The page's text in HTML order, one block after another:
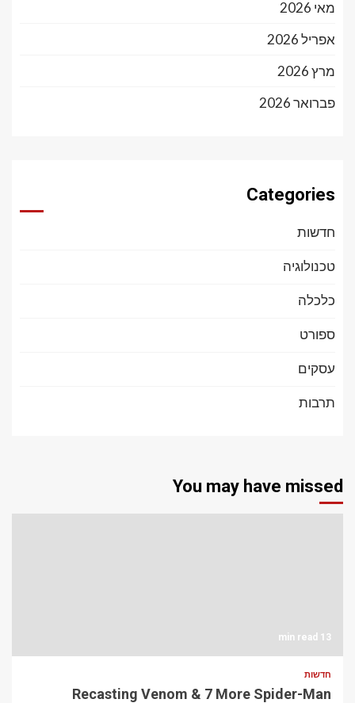
מאי 2026
אפריל 2026
מרץ 2026
פברואר 2026
Categories
חדשות
טכנולוגיה
כלכלה
ספורט
עסקים
תרבות
You may have missed
13 min read
חדשות
Recasting Venom & 7 More Spider-Man